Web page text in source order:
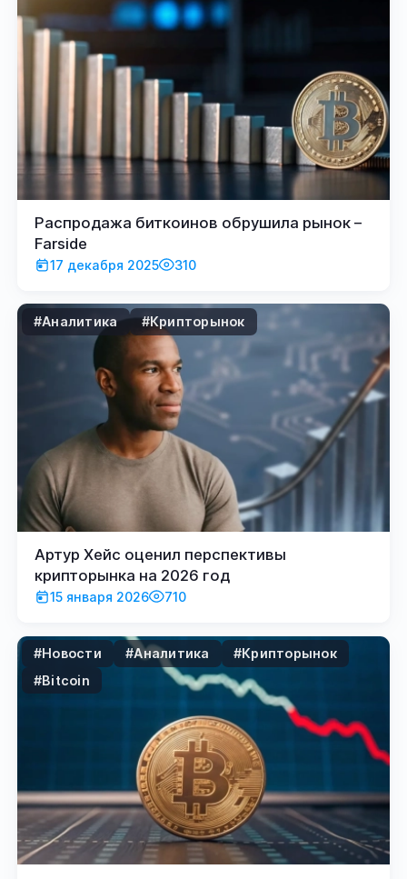
17 декабря 2025 310
Распродажа биткоинов обрушила рынок –
Farside
#Аналитика #Крипторынок
15 января 2026 710
Артур Хейс оценил перспективы
крипторынка на 2026 год
#Новости #Аналитика
#Крипторынок
#Bitcoin